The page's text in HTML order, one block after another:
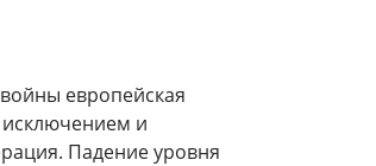
европейская
исключением и
Падение уровня